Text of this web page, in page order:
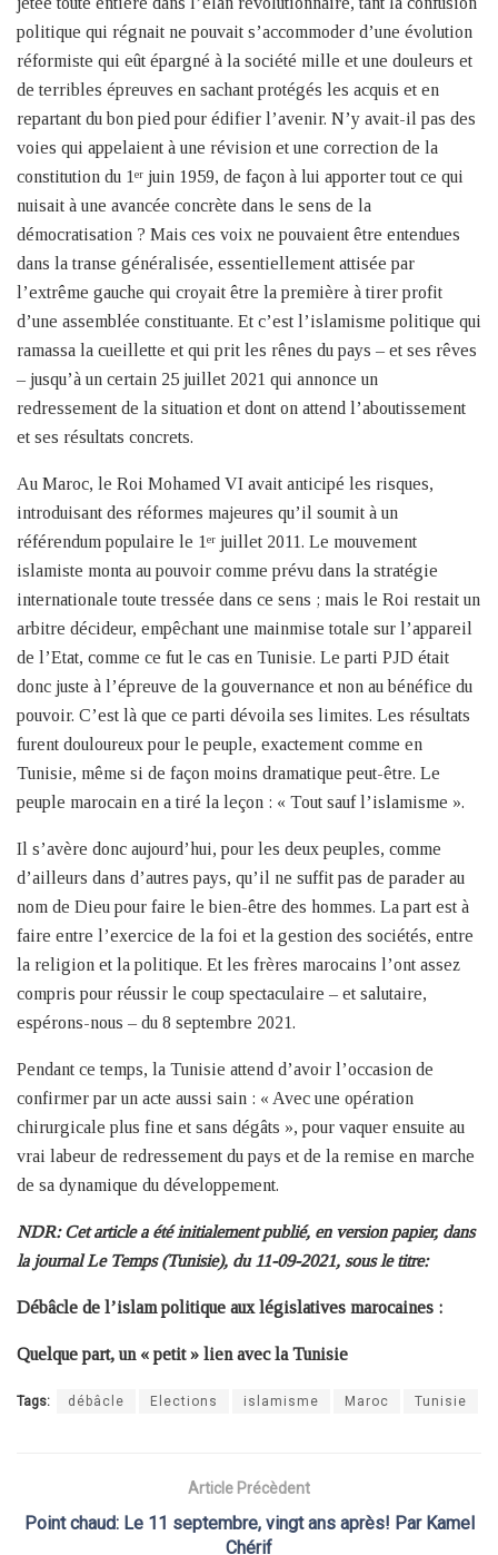
politique qui régnait ne pouvait s’accommoder d’une évolution
réformiste qui eût épargné à la société mille et une douleurs et
de terribles épreuves en sachant protégés les acquis et en
repartant du bon pied pour édifier l’avenir. N’y avait-il pas des
voies qui appelaient à une révision et une correction de la
constitution du 1 er juin 1959, de façon à lui apporter tout ce qui
nuisait à une avancée concrète dans le sens de la
démocratisation ? Mais ces voix ne pouvaient être entendues
dans la transe généralisée, essentiellement attisée par
l’extrême gauche qui croyait être la première à tirer profit
d’une assemblée constituante. Et c’est l’islamisme politique qui
ramassa la cueillette et qui prit les rênes du pays – et ses rêves
– jusqu’à un certain 25 juillet 2021 qui annonce un
redressement de la situation et dont on attend l’aboutissement
et ses résultats concrets.
Au Maroc, le Roi Mohamed VI avait anticipé les risques,
introduisant des réformes majeures qu’il soumit à un
référendum populaire le 1 er juillet 2011. Le mouvement
islamiste monta au pouvoir comme prévu dans la stratégie
internationale toute tressée dans ce sens ; mais le Roi restait un
arbitre décideur, empêchant une mainmise totale sur l’appareil
de l’Etat, comme ce fut le cas en Tunisie. Le parti PJD était
donc juste à l’épreuve de la gouvernance et non au bénéfice du
pouvoir. C’est là que ce parti dévoila ses limites. Les résultats
furent douloureux pour le peuple, exactement comme en
Tunisie, même si de façon moins dramatique peut-être. Le
peuple marocain en a tiré la leçon : « Tout sauf l’islamisme ».
Il s’avère donc aujourd’hui, pour les deux peuples, comme
d’ailleurs dans d’autres pays, qu’il ne suffit pas de parader au
nom de Dieu pour faire le bien-être des hommes. La part est à
faire entre l’exercice de la foi et la gestion des sociétés, entre
la religion et la politique. Et les frères marocains l’ont assez
compris pour réussir le coup spectaculaire – et salutaire,
espérons-nous – du 8 septembre 2021.
Pendant ce temps, la Tunisie attend d’avoir l’occasion de
confirmer par un acte aussi sain : « Avec une opération
chirurgicale plus fine et sans dégâts », pour vaquer ensuite au
vrai labeur de redressement du pays et de la remise en marche
de sa dynamique du développement.
NDR: Cet article a été initialement publié, en version papier, dans
la journal Le Temps (Tunisie), du 11-09-2021, sous le titre:
Débâcle de l’islam politique aux législatives marocaines :
Quelque part, un « petit » lien avec la Tunisie
Tags: débâcle Elections islamisme Maroc Tunisie
Article Précèdent
Point chaud: Le 11 septembre, vingt ans après! Par Kamel
Chérif